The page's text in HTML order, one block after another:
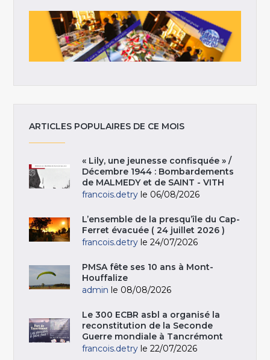
ARTICLES POPULAIRES DE CE MOIS
« Lily, une jeunesse confisquée » /
Décembre 1944 : Bombardements
de MALMEDY et de SAINT - VITH
francois.detry le 06/08/2026
L’ensemble de la presqu’île du Cap-
Ferret évacuée ( 24 juillet 2026 )
francois.detry le 24/07/2026
PMSA fête ses 10 ans à Mont-
Houffalize
admin le 08/08/2026
Le 300 ECBR asbl a organisé la
reconstitution de la Seconde
Guerre mondiale à Tancrémont
francois.detry le 22/07/2026